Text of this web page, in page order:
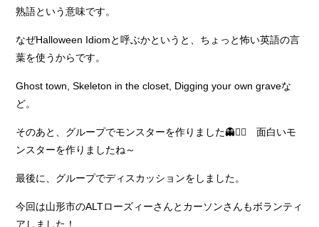
熟語という意味です。
なぜHalloween Idiomと呼ぶかというと、ちょっと怖い英語の言
葉を使うからです。
Ghost town, Skeleton in the closet, Digging your own graveな
ど。
そのあと、グループでモンスターを作りました👻🧛‍♀️ 面白いモ
ンスターを作りましたね～
最後に、グループでディスカッションをしました。
今回は山形市のALTローズィーさんとカーソンさんもボランティ
アしました！